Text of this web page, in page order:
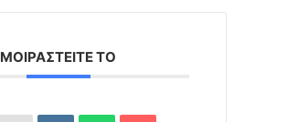
ΜΟΙΡΑΣΤΕΊΤΕ ΤΟ